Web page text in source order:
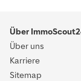
Über
Über uns
Karriere
Sitemap